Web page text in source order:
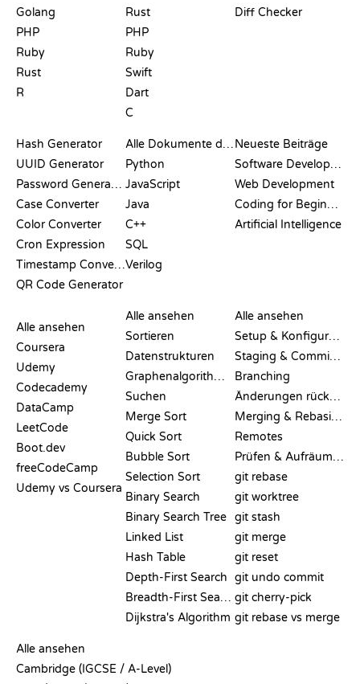
Golang
PHP
Ruby
Rust
R
Rust
PHP
Ruby
Swift
Dart
C
Diff Checker
Hash Generator
UUID Generator
Password Generator
Case Converter
Color Converter
Cron Expression
Timestamp Converter
QR Code Generator
Alle Dokumente durchsuchen
Python
JavaScript
Java
C++
SQL
Verilog
Neueste Beiträge
Software Development
Web Development
Coding for Beginners
Artificial Intelligence
Alle ansehen
Coursera
Udemy
Codecademy
DataCamp
LeetCode
Boot.dev
freeCodeCamp
Udemy vs Coursera
Alle ansehen
Sortieren
Datenstrukturen
Graphenalgorithmen
Suchen
Merge Sort
Quick Sort
Bubble Sort
Selection Sort
Binary Search
Binary Search Tree
Linked List
Hash Table
Depth-First Search
Breadth-First Search
Dijkstra's Algorithm
Alle ansehen
Setup & Konfiguration
Staging & Committing
Branching
Änderungen rückgängig machen
Merging & Rebasing
Remotes
Prüfen & Aufräumen
git rebase
git worktree
git stash
git merge
git reset
git undo commit
git cherry-pick
git rebase vs merge
Alle ansehen
Cambridge (IGCSE / A-Level)